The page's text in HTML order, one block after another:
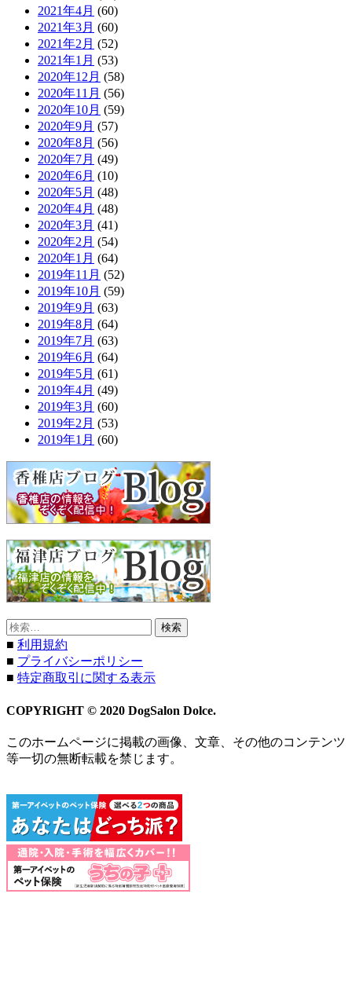
2021年4月 (60)
2021年3月 (60)
2021年2月 (52)
2021年1月 (53)
2020年12月 (58)
2020年11月 (56)
2020年10月 (59)
2020年9月 (57)
2020年8月 (56)
2020年7月 (49)
2020年6月 (10)
2020年5月 (48)
2020年4月 (48)
2020年3月 (41)
2020年2月 (54)
2020年1月 (64)
2019年11月 (52)
2019年10月 (59)
2019年9月 (63)
2019年8月 (64)
2019年7月 (63)
2019年6月 (64)
2019年5月 (61)
2019年4月 (49)
2019年3月 (60)
2019年2月 (53)
2019年1月 (60)
検
索:
■ 利用規約
■ プライバシーポリシー
■ 特定商取引に関する表示
COPYRIGHT © 2020 DogSalon Dolce.
このホームページに掲載の画像、文章、その他のコンテンツ
等一切の無断転載を禁じます。